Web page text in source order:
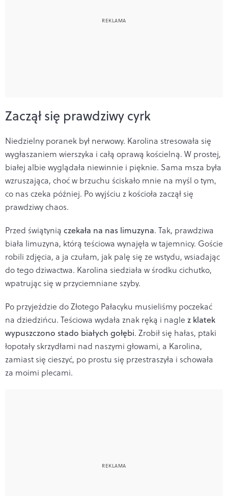
Zaczął się prawdziwy cyrk
Niedzielny poranek był nerwowy. Karolina stresowała się
wygłaszaniem wierszyka i całą oprawą kościelną. W prostej,
białej albie wyglądała niewinnie i pięknie. Sama msza była
wzruszająca, choć w brzuchu ściskało mnie na myśl o tym,
co nas czeka później. Po wyjściu z kościoła zaczął się
prawdziwy chaos.
Przed świątynią czekała na nas limuzyna. Tak, prawdziwa
biała limuzyna, którą teściowa wynajęła w tajemnicy. Goście
robili zdjęcia, a ja czułam, jak palę się ze wstydu, wsiadając
do tego dziwactwa. Karolina siedziała w środku cichutko,
wpatrując się w przyciemniane szyby.
Po przyjeździe do Złotego Pałacyku musieliśmy poczekać
na dziedzińcu. Teściowa wydała znak ręką i nagle z klatek
wypuszczono stado białych gołębi. Zrobił się hałas, ptaki
łopotały skrzydłami nad naszymi głowami, a Karolina,
zamiast się cieszyć, po prostu się przestraszyła i schowała
za moimi plecami.